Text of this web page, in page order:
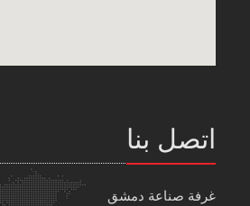
اتصل بنا
غرفة صناعة دمشق